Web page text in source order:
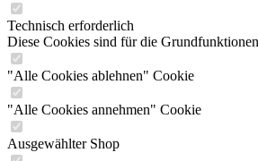
Technisch erforderlich
Diese Cookies sind für die
"Alle Cookies ablehnen" Cookie
"Alle Cookies annehmen" Cookie
Ausgewählter Shop